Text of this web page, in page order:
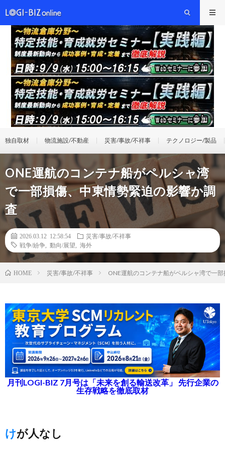
独自取材 物流施設/不動産 災害/事故/不祥事 テクノロジー/製品
ONE運航のコンテナ船がペルシャ湾
で一部損傷、中東情勢緊迫の影響か調
査
2026.03.12 12:58:54
災害/事故/不祥事
戦争/紛争
動向/展望 海外
HOME 災害/事故/不祥事 ONE運航のコンテナ船がペルシャ湾で一
月刊LOGI-BIZ 7月号は「未来を創る輸送改革」 先行企業の
生存戦略を徹底取材
けが人なし